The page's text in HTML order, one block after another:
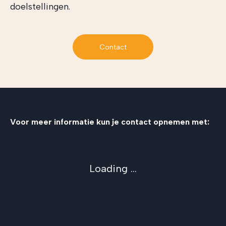
doelstellingen.
Contact
Voor meer informatie kun je contact opnemen met:
Loading ...